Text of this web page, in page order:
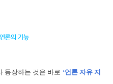
등장하는 것은 바로 ‘언론 자유 지